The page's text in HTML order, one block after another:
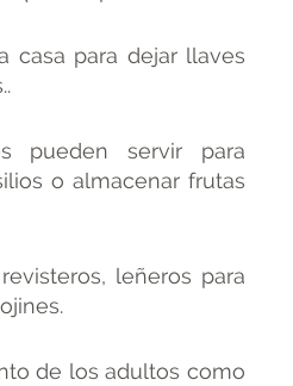
casa para dejar llaves
pueden servir para
o almacenar frutas
leñeros para
de los adultos como